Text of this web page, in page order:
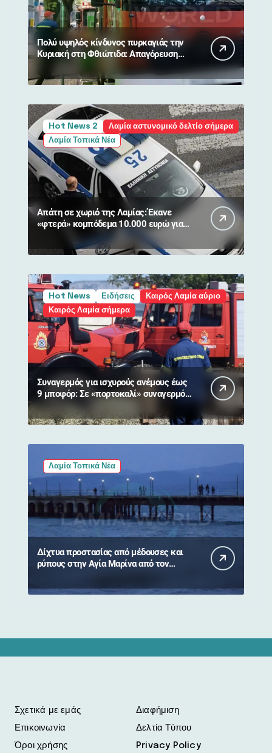
Πολύ υψηλός κίνδυνος πυρκαγιάς την
Κυριακή στη Φθιώτιδα: Απαγόρευση
NATURA
Hot News 2
Λαμία αστυνομικό δελτίο σήμερα
Λαμία Τοπικά Νέα
Απάτη σε χωριό της Λαμίας: Έκανε
«φτερά» κομπόδεμα 10.000 ευρώ για
Hot News Ειδήσεις
Καιρός Λαμία αύριο
Καιρός Λαμία σήμερα
Συναγερμός για ισχυρούς ανέμους έως
9 μποφόρ: Σε «πορτοκαλί» συναγερμό
η Στερεά Ελλάδα
Λαμία Τοπικά Νέα
Δίχτυα προστασίας από μέδουσες και
ρύπους στην Αγία Μαρίνα από τον
Σχετικά με εμάς
Επικοινωνία
Όροι χρήσης
Διαφήμιση
Δελτία Τύπου
Privacy Policy